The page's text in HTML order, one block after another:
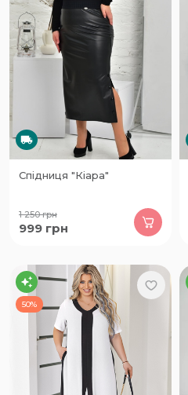
Спідниця "Кіара"
1 250грн
999 грн
50%